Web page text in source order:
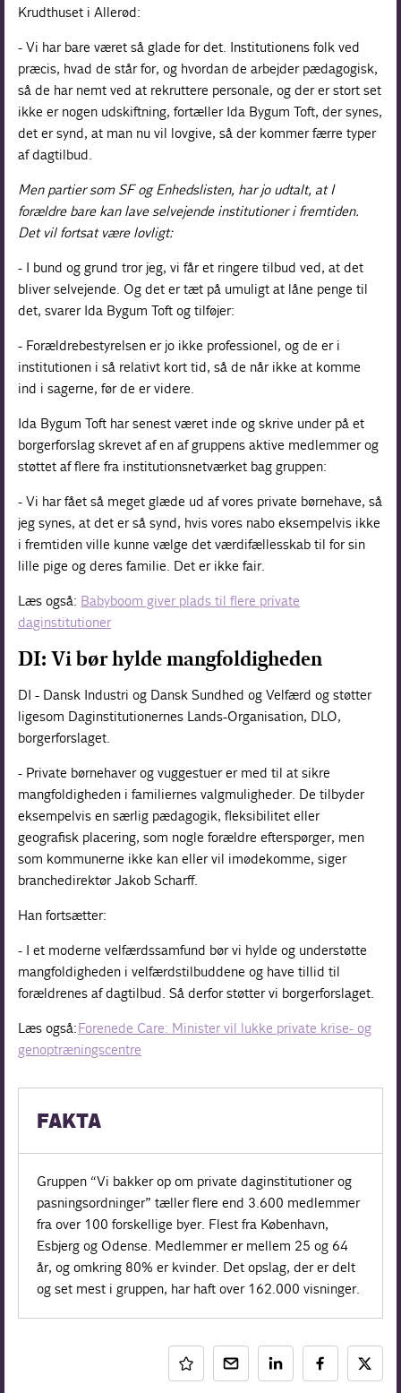
Krudthuset i Allerød:
- Vi har bare været så glade for det. Institutionens folk ved
præcis, hvad de står for, og hvordan de arbejder pædagogisk,
så de har nemt ved at rekruttere personale, og der er stort set
ikke er nogen udskiftning, fortæller Ida Bygum Toft, der synes,
det er synd, at man nu vil lovgive, så der kommer færre typer
af dagtilbud.
Men partier som SF og Enhedslisten, har jo udtalt, at I
forældre bare kan lave selvejende institutioner i fremtiden.
Det vil fortsat være lovligt:
- I bund og grund tror jeg, vi får et ringere tilbud ved, at det
bliver selvejende. Og det er tæt på umuligt at låne penge til
det, svarer Ida Bygum Toft og tilføjer:
- Forældrebestyrelsen er jo ikke professionel, og de er i
institutionen i så relativt kort tid, så de når ikke at komme
ind i sagerne, før de er videre.
Ida Bygum Toft har senest været inde og skrive under på et
borgerforslag skrevet af en af gruppens aktive medlemmer og
støttet af flere fra institutionsnetværket bag gruppen:
- Vi har fået så meget glæde ud af vores private børnehave, så
jeg synes, at det er så synd, hvis vores nabo eksempelvis ikke
i fremtiden ville kunne vælge det værdifællesskab til for sin
lille pige og deres familie. Det er ikke fair.
Læs også: Babyboom giver plads til flere private
daginstitutioner
DI: Vi bør hylde mangfoldigheden
DI - Dansk Industri og Dansk Sundhed og Velfærd og støtter
ligesom Daginstitutionernes Lands-Organisation, DLO,
borgerforslaget.
- Private børnehaver og vuggestuer er med til at sikre
mangfoldigheden i familiernes valgmuligheder. De tilbyder
eksempelvis en særlig pædagogik, fleksibilitet eller
geografisk placering, som nogle forældre efterspørger, men
som kommunerne ikke kan eller vil imødekomme, siger
branchedirektør Jakob Scharff.
Han fortsætter:
- I et moderne velfærdssamfund bør vi hylde og understøtte
mangfoldigheden i velfærdstilbuddene og have tillid til
forældrenes af dagtilbud. Så derfor støtter vi borgerforslaget.
Læs også:Forenede Care: Minister vil lukke private krise- og
genoptræningscentre
FAKTA
Gruppen “Vi bakker op om private daginstitutioner og
pasningsordninger” tæller flere end 3.600 medlemmer
fra over 100 forskellige byer. Flest fra København,
Esbjerg og Odense. Medlemmer er mellem 25 og 64
år, og omkring 80% er kvinder. Det opslag, der er delt
og set mest i gruppen, har haft over 162.000 visninger.